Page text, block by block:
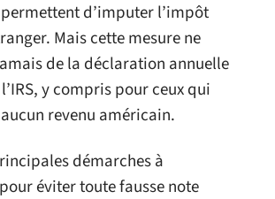
d’imputer l’impôt
Mais cette mesure ne
de la déclaration annuelle
y compris pour ceux qui
revenu américain.
démarches à
éviter toute fausse note